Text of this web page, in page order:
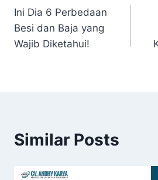
Ini Dia 6 Perbedaan
Besi dan Baja yang
Wajib Diketahui!
Similar Posts